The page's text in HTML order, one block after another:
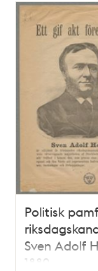
Politisk
Sven Adolf
1889